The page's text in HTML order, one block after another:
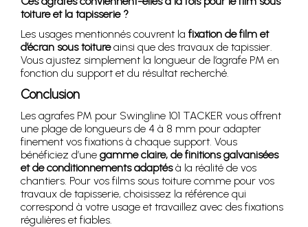
toiture et la tapisserie ?
Les usages mentionnés couvrent la fixation de film et
d’écran sous toitureainsi que des travaux de tapissier.
Vous ajustez simplement la longueur de l’agrafe PM en
fonction du support et du résultat recherché.
Conclusion
Les agrafes PM pour Swingline 101 TACKER vous offrent
une plage de longueurs de 4 à 8 mm pour adapter
finement vos fixations à chaque support. Vous
bénéficiez d’une gamme claire, de finitions galvanisées
et de conditionnements adaptésà la réalité de vos
chantiers. Pour vos films sous toiture comme pour vos
travaux de tapisserie, choisissez la référence qui
correspond à votre usage et travaillez avec des fixations
régulières et fiables.